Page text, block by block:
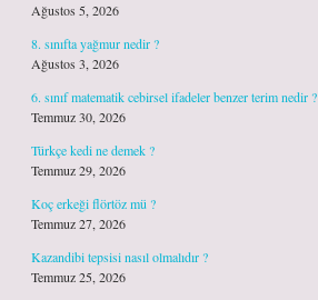
Ağustos 5, 2026
8. sınıfta yağmur nedir ?
Ağustos 3, 2026
6. sınıf matematik cebirsel ifadeler benzer terim nedir ?
Temmuz 30, 2026
Türkçe kedi ne demek ?
Temmuz 29, 2026
Koç erkeği flörtöz mü ?
Temmuz 27, 2026
Kazandibi tepsisi nasıl olmalıdır ?
Temmuz 25, 2026